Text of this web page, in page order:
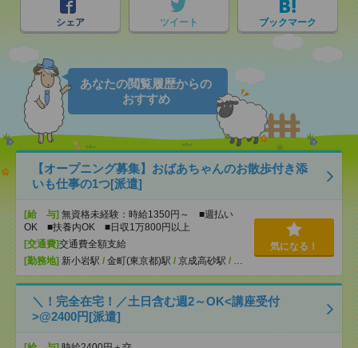
シェア ツイート ブックマーク
あなたの閲覧履歴からの
おすすめ
【オープニング募集】おばあちゃんのお散歩付き添
いも仕事の1つ[派遣]
[給 与] 無資格未経験：時給1350円～ ■週払い
OK ■扶養内OK ■日収1万800円以上
[交通費]交通費全額支給
[勤務地] 新小岩駅 / 金町(東京都)駅 / 京成高砂駅 / …
気になる！
＼！完全在宅！／土日含む週2～OK<講座受付
>@2400円[派遣]